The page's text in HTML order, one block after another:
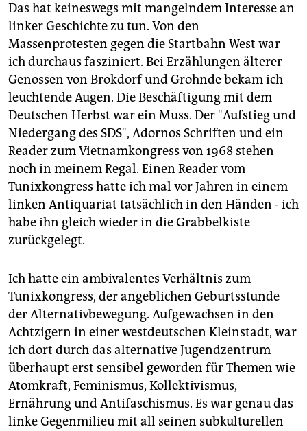
genossenschaft
epaper login
Das hat keineswegs mit mangelndem Interesse an
linker Geschichte zu tun. Von den
Massenprotesten gegen die Startbahn West war
ich durchaus fasziniert. Bei Erzählungen älterer
Genossen von Brokdorf und Grohnde bekam ich
leuchtende Augen. Die Beschäftigung mit dem
Deutschen Herbst war ein Muss. Der "Aufstieg und
Niedergang des SDS", Adornos Schriften und ein
Reader zum Vietnamkongress von 1968 stehen
noch in meinem Regal. Einen Reader vom
Tunixkongress hatte ich mal vor Jahren in einem
linken Antiquariat tatsächlich in den Händen - ich
habe ihn gleich wieder in die Grabbelkiste
zurückgelegt.
Ich hatte ein ambivalentes Verhältnis zum
Tunixkongress, der angeblichen Geburtsstunde
der Alternativbewegung. Aufgewachsen in den
Achtzigern in einer westdeutschen Kleinstadt, war
ich dort durch das alternative Jugendzentrum
überhaupt erst sensibel geworden für Themen wie
Atomkraft, Feminismus, Kollektivismus,
Ernährung und Antifaschismus. Es war genau das
linke Gegenmilieu mit all seinen subkulturellen